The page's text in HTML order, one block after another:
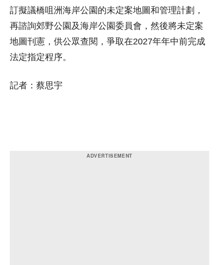
訂擬議橋咀洲海岸公園的未定案地圖和管理計劃，
再諮詢郊野公園及海岸公園委員會，然後將未定案
地圖刊憲，供公眾查閱，爭取在2027年年中前完成
法定指定程序。
記者：蔡思宇